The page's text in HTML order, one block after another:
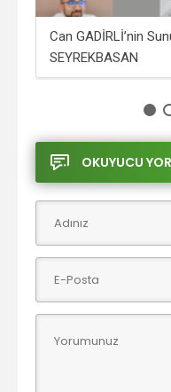
Can GADİRLİ’nin
SEYREKBASAN
OKUYUCU